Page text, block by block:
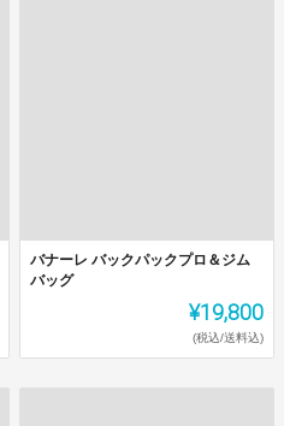
バナーレ バックパックプロ＆ジム
バッグ
¥19,800
(税込/送料込)